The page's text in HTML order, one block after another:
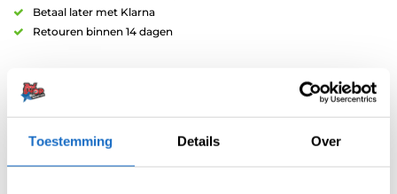
Toestemming Details Over
Betaal later met Klarna
Retouren binnen 14 dagen